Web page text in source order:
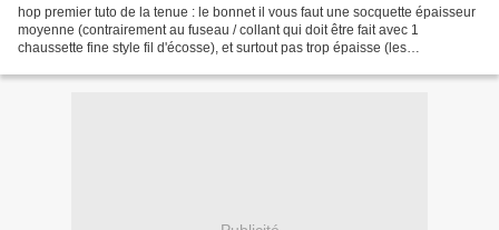
hop premier tuto de la tenue : le bonnet il vous faut une socquette épaisseur
moyenne (contrairement au fuseau / collant qui doit être fait avec 1
chaussette fine style fil d'écosse), et surtout pas trop épaisse (les